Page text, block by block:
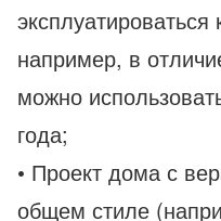
эксплуатироваться
например, в
можно
года;
• Проект дома с
общем стиле